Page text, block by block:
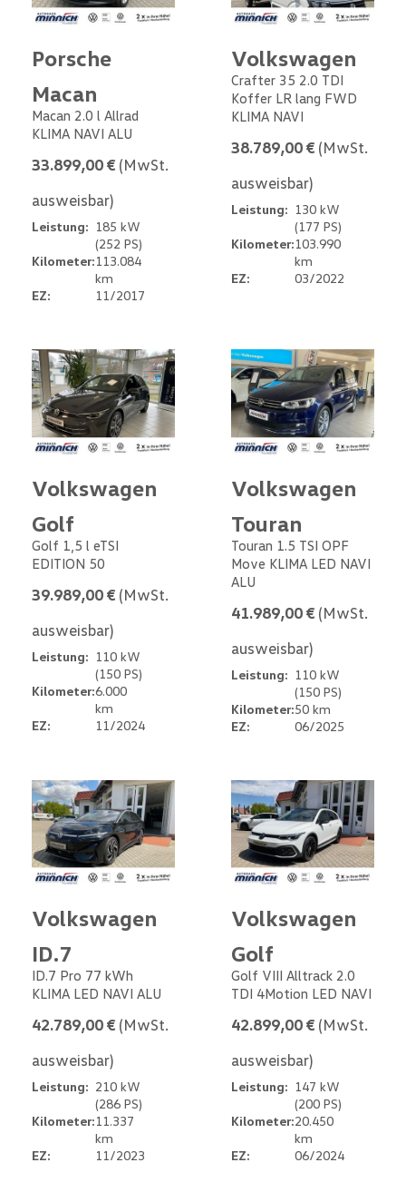
Porsche
Macan
Macan 2.0 l Allrad
KLIMA NAVI ALU
33.899,00 € (MwSt.
ausweisbar)
Leistung: 185 kW
(252 PS)
Kilometer:113.084
km
EZ:
11/2017
Volkswagen
Crafter 35 2.0 TDI
Koffer LR lang FWD
KLIMA NAVI
38.789,00 € (MwSt.
ausweisbar)
Leistung: 130 kW
(177 PS)
Kilometer:103.990
km
EZ:
03/2022
Volkswagen
Golf
Golf 1,5 l eTSI
EDITION 50
39.989,00 € (MwSt.
ausweisbar)
Leistung: 110 kW
(150 PS)
Kilometer:6.000
km
EZ:
11/2024
Volkswagen
Touran
Touran 1.5 TSI OPF
Move KLIMA LED NAVI
ALU
41.989,00 € (MwSt.
ausweisbar)
Leistung: 110 kW
(150 PS)
Kilometer:50 km
EZ:
06/2025
Volkswagen
ID.7
ID.7 Pro 77 kWh
KLIMA LED NAVI ALU
42.789,00 € (MwSt.
ausweisbar)
Leistung: 210 kW
(286 PS)
Kilometer:11.337
km
EZ:
11/2023
Volkswagen
Golf
Golf VIII Alltrack 2.0
TDI 4Motion LED NAVI
42.899,00 € (MwSt.
ausweisbar)
Leistung: 147 kW
(200 PS)
Kilometer:20.450
km
EZ:
06/2024